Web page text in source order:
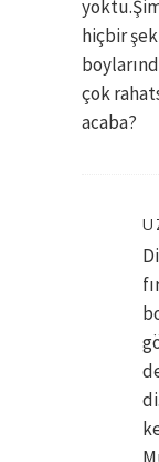
hiçbir
çok
acaba?